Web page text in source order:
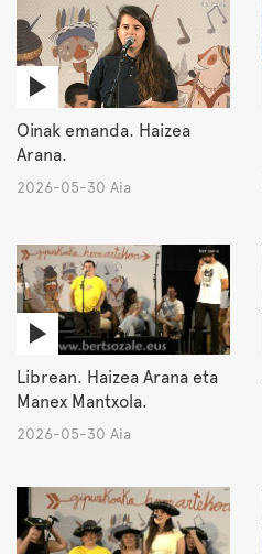
Oinak emanda. Haizea
Arana.
2026-05-30 Aia
Librean. Haizea Arana eta
Manex Mantxola.
2026-05-30 Aia